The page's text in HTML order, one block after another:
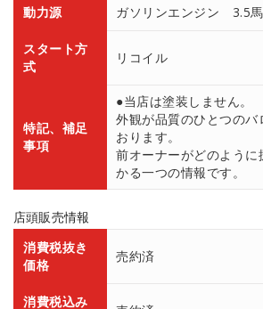
動力源
ガソリンエンジン 3.5
スタート方
式
リコイル
特記、補足
事項
●当店は塗装しません。
外観が品質のひとつの
おります。
前オーナーがどのよう
かる一つの情報です。
店頭販売情報
消費税抜き
価格
売約済
消費税込み